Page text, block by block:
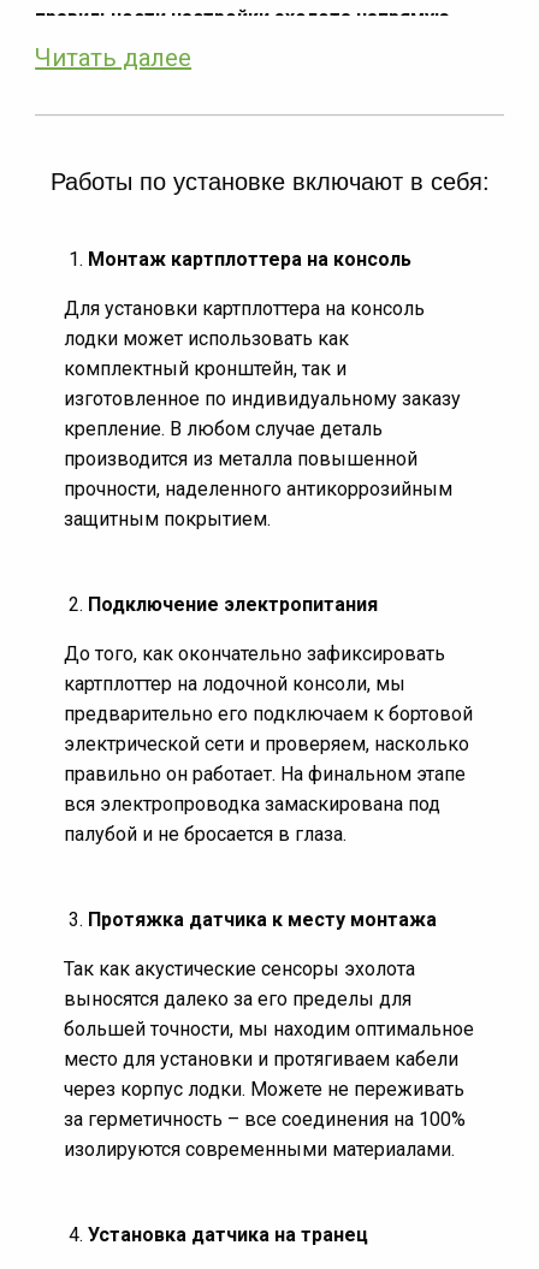
правильности настройки эхолота напрямую
зависит успех и результаты.
с высокой точностью сканировать глубины,
дна. Для увеличения радиуса поиска в
современных приборах используется ультразвук.
Эхолоты отличаются не только частотой лучей,
мощностью и размерами экрана, но и наличием
дополнительных возможностей. Простой эхолот
порой кардинально отличается от топового.
Основное назначение карплоттера это
отображения местоположения лодки или
катера на карте, запоминание маршрута и
владельца лодки и от требуемых задач. Кто то
довольствуется бюджетными приборами, а кому
то требуется брендовый карплоттер с цветным
экраном 12 дюймов и детальной прорисовкой
объектов.
Карплоттеры выгодно отличаются от эхолотов
они имеют множество встроенных функция, при
этом сохраняя все характеристики упомянутых.
подключают приборы с помощью шины
NMEA, благодаря чему на экран можно
вывести массу полезной информации:
Глубина, фарватеры, отмели, буи, вехи
Наличие косяков рыб и других подводных
объектов
Скорость течения и температура воды
название прибрежных объектов)
Читать далее
Работы по установке включают в себя:
Монтаж картплоттера на консоль
Для установки картплоттера на консоль
лодки может использовать как
комплектный кронштейн, так и
изготовленное по индивидуальному заказу
крепление. В любом случае деталь
производится из металла повышенной
прочности, наделенного антикоррозийным
защитным покрытием.
Подключение электропитания
До того, как окончательно зафиксировать
картплоттер на лодочной консоли, мы
предварительно его подключаем к бортовой
электрической сети и проверяем, насколько
правильно он работает. На финальном этапе
вся электропроводка замаскирована под
палубой и не бросается в глаза.
Протяжка датчика к месту монтажа
Так как акустические сенсоры эхолота
выносятся далеко за его пределы для
большей точности, мы находим оптимальное
место для установки и протягиваем кабели
через корпус лодки. Можете не переживать
за герметичность – все соединения на 100%
изолируются современными материалами.
Установка датчика на транец